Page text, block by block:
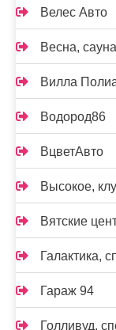
Велес Авто
Весна, сауна
Вилла
Водород86
ВцветАвто
Высокое,
Вятские
Галактика,
Гараж 94
Голливуд,